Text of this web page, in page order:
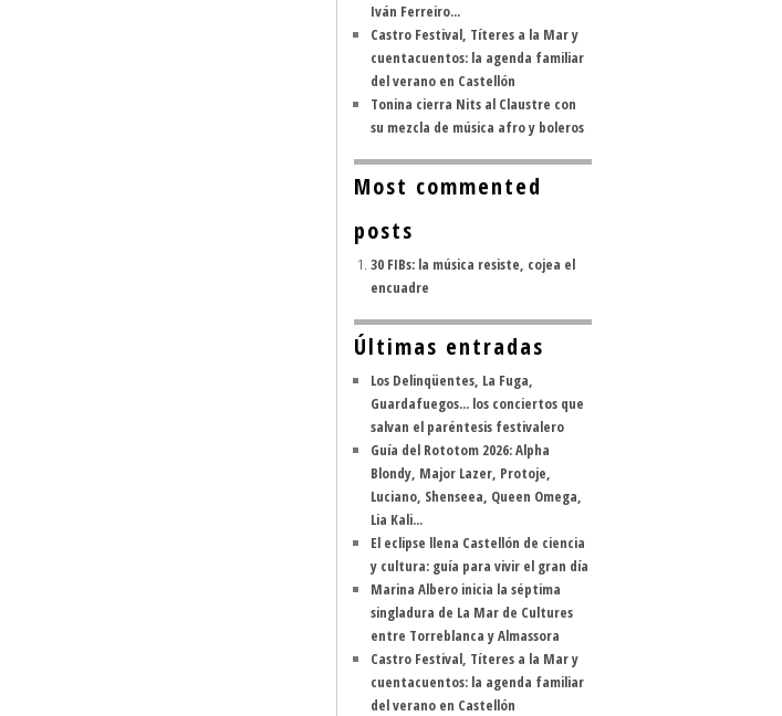
Iván Ferreiro...
Castro Festival, Títeres a la Mar y
cuentacuentos: la agenda familiar
del verano en Castellón
Tonina cierra Nits al Claustre con
su mezcla de música afro y boleros
Most commented
posts
30 FIBs: la música resiste, cojea el
encuadre
Últimas entradas
Los Delinqüentes, La Fuga,
Guardafuegos... los conciertos que
salvan el paréntesis festivalero
Guía del Rototom 2026: Alpha
Blondy, Major Lazer, Protoje,
Luciano, Shenseea, Queen Omega,
Lia Kali...
El eclipse llena Castellón de ciencia
y cultura: guía para vivir el gran día
Marina Albero inicia la séptima
singladura de La Mar de Cultures
entre Torreblanca y Almassora
Castro Festival, Títeres a la Mar y
cuentacuentos: la agenda familiar
del verano en Castellón